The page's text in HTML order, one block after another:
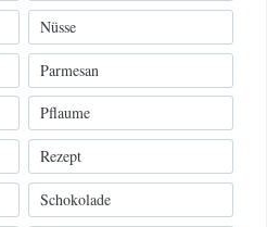
Nüsse
Parmesan
Pflaume
Rezept
Schokolade